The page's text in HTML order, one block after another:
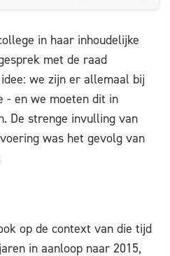
in haar inhoudelijke
met de raad
we zijn er allemaal bij
- en we moeten dit in
De strenge invulling van
was het gevolg van
op de context van die tijd
in aanloop naar 2015,